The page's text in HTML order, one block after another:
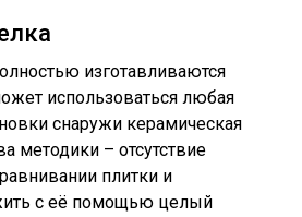
изготавливаются
использоваться любая
снаружи керамическая
методики – отсутствие
плитки и
с её помощью целый